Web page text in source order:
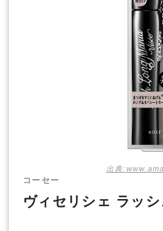
出典
コーセー
ヴィセリシェ ラッ